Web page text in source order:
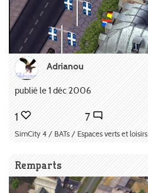
Adrianou
publié le 1 déc 2006
1 7
SimCity 4 / BATs / Espaces verts et loisirs
Remparts